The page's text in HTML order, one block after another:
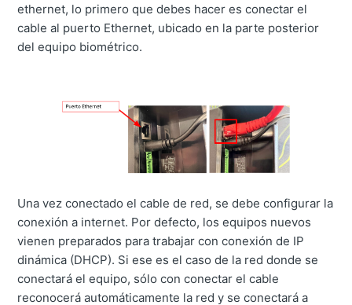
ethernet, lo primero que debes hacer es conectar el
cable al puerto Ethernet, ubicado en la parte posterior
del equipo biométrico.
Una vez conectado el cable de red, se debe configurar la
conexión a internet. Por defecto, los equipos nuevos
vienen preparados para trabajar con conexión de IP
dinámica (DHCP). Si ese es el caso de la red donde se
conectará el equipo, sólo con conectar el cable
reconocerá automáticamente la red y se conectará a